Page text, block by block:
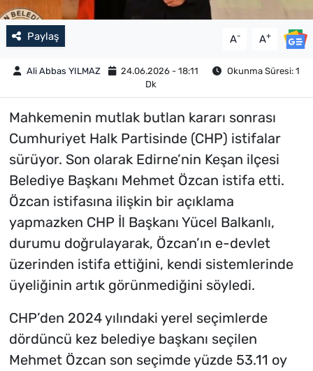
Paylaş A- A+
Ali Abbas YILMAZ 24.06.2026 - 18:11
Okunma Süresi: 1
Dk
Mahkemenin mutlak butlan kararı sonrası
Cumhuriyet Halk Partisinde (CHP) istifalar
sürüyor. Son olarak Edirne’nin Keşan ilçesi
Belediye Başkanı Mehmet Özcan istifa etti.
Özcan istifasına ilişkin bir açıklama
yapmazken CHP İl Başkanı Yücel Balkanlı,
durumu doğrulayarak, Özcan’ın e-devlet
üzerinden istifa ettiğini, kendi sistemlerinde
üyeliğinin artık görünmediğini söyledi.
CHP’den 2024 yılındaki yerel seçimlerde
dördüncü kez belediye başkanı seçilen
Mehmet Özcan son seçimde yüzde 53.11 oy